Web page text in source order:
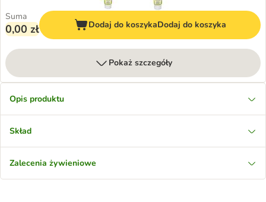
Suma
0,00 zł Dodaj do koszykaDodaj do koszyka
Pokaż szczegóły
Opis produktu
Skład
Zalecenia żywieniowe